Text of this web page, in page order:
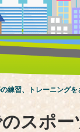
練習、トレーニングを
のスポ